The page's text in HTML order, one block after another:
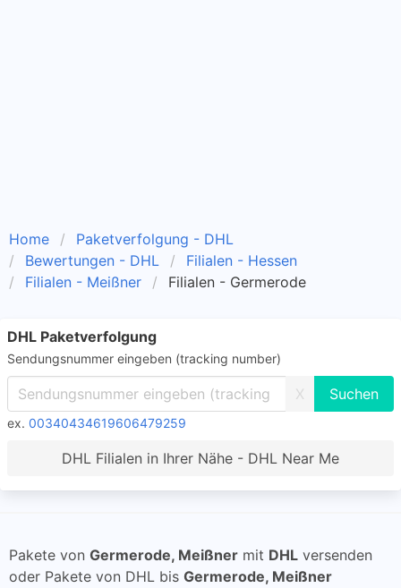
Home
Paketverfolgung - DHL
Bewertungen - DHL
Filialen - Hessen
Filialen - Meißner
Filialen - Germerode
DHL Paketverfolgung
Sendungsnummer eingeben (tracking number)
X
ex. 00340434619606479259
DHL Filialen in Ihrer Nähe - DHL Near Me
Pakete von Germerode, Meißner mit DHL versenden
oder Pakete von DHL bis Germerode, Meißner